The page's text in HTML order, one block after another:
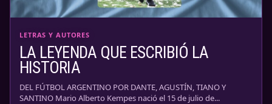
LETRAS Y AUTORES
LA LEYENDA QUE ESCRIBIÓ LA
HISTORIA
DEL FÚTBOL ARGENTINO POR DANTE, AGUSTÍN, TIANO Y
SANTINO Mario Alberto Kempes nació el 15 de julio de...